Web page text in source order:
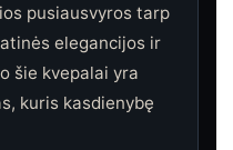
pusiausvyros tarp
elegancijos ir
šie kvepalai yra
kuris kasdienybę